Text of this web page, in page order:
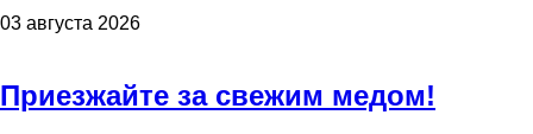
03 августа 2026
Приезжайте за свежим медом!